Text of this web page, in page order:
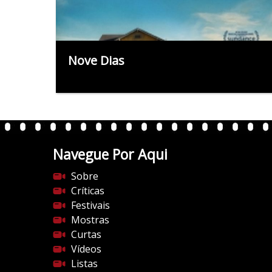
Nove Dias
Navegue Por Aqui
Sobre
Críticas
Festivais
Mostras
Curtas
Vídeos
Listas